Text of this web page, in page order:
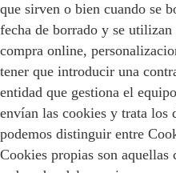
que sirven o bien cuando se
fecha de borrado y se
compra online,
tener que introducir una
entidad que gestiona el
envían las cookies y trata los
podemos distinguir entre
Cookies propias son aquellas